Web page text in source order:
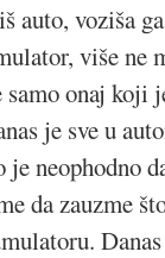
auto, voziša
više ne
onaj koji
je sve u
neophodno
da zauzme